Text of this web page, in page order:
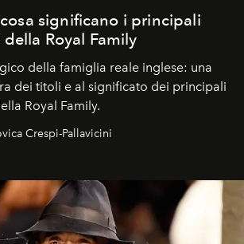
significano i principali
Royal Family
della famiglia reale inglese: una
dei titoli e al significato dei principali
Royal Family.
Crespi-Pallavicini